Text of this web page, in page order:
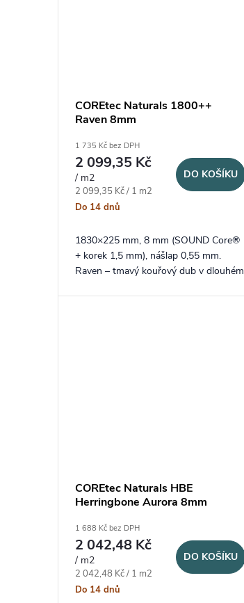
COREtec Naturals 1800++
Raven 8mm
1 735 Kč bez DPH
2 099,35 Kč
/ m2
Měrná cena:
2 099,35 Kč / 1 m2
Do 14 dnů
DO KOŠÍKU
1830×225 mm, 8 mm (SOUND Core®
+ korek 1,5 mm), nášlap 0,55 mm.
Raven – tmavý kouřový dub v dlouhém
COREtec Naturals HBE
Herringbone Aurora 8mm
1 688 Kč bez DPH
2 042,48 Kč
/ m2
Měrná cena:
2 042,48 Kč / 1 m2
Do 14 dnů
DO KOŠÍKU